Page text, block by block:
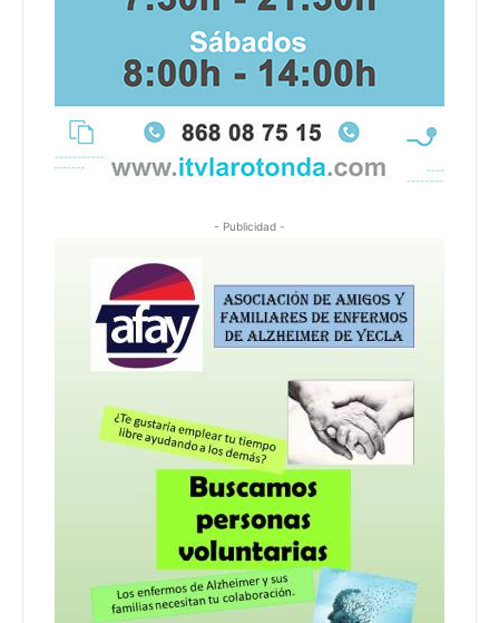
- Publicidad -